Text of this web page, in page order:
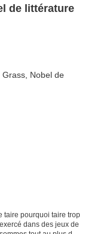
de littérature
taire pourquoi taire trop
dans des jeux de